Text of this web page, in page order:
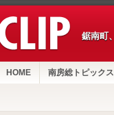
鋸南町
HOME 南房総トピックス